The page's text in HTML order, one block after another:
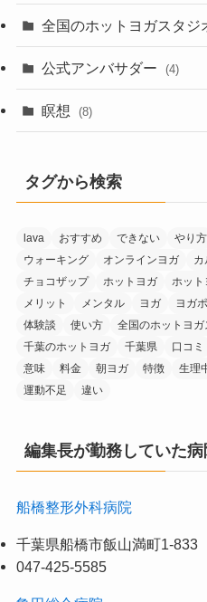
全国のホットヨガスタジ
公式アンバサダー (4)
瞑想 (8)
タグから検索
lava おすすめ できない やり方
ウォーキング
オンラインヨガ カ
チョコザップ
ホットヨガ ホット
メリット
メンタル ヨガ ヨガ
体験談
使い方 全国のホットヨガ
千葉のホットヨガ
千葉県 口コミ
意味
料金 朝ヨガ 特徴 生理
運動不足
違い
編集長が勤務していた病
船橋整形外科病院
千葉県船橋市飯山満町1-833
047-425-5585